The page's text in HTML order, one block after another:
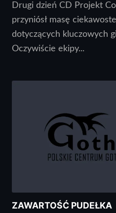
Drugi dzień CD Projekt
przyniósł masę
dotyczących kluczowych
Oczywiście ekipy...
ZAWARTOŚĆ PUDEŁKA